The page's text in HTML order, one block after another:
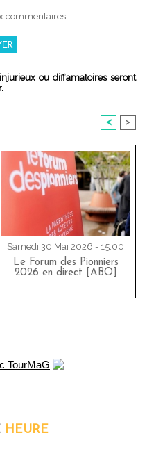
commentaires
ou diffamatoires seront
< >
Samedi 30 Mai 2026 - 15:00
Le Forum des Pionniers
2026 en direct [ABO]
HEURE